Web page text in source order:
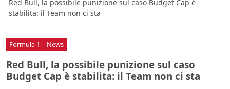
Red Bull, la possibile punizione sul caso Budget Cap è
stabilita: il Team non ci sta
Formula 1 News
Red Bull, la possibile punizione sul caso
Budget Cap è stabilita: il Team non ci sta